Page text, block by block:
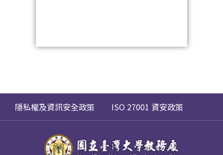
隱私權及資訊安全政策 ISO 27001 資安政策